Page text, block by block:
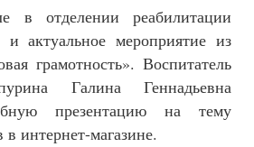
в отделении реабилитации
актуальное мероприятие из
грамотность». Воспитатель
Галина Геннадьевна
презентацию на тему
интернет-магазине.